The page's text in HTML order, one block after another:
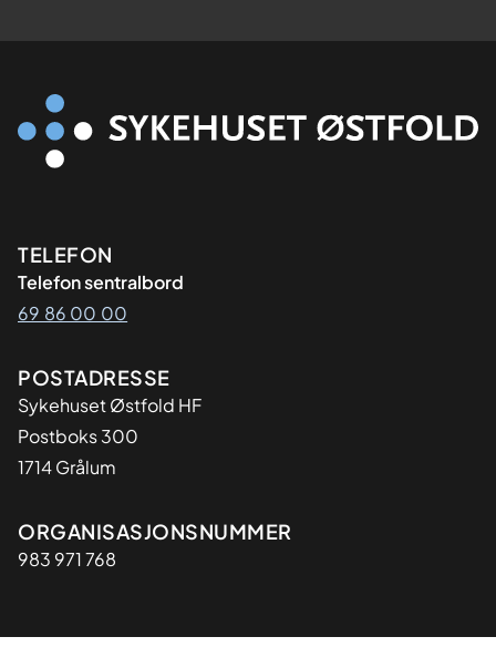
Kontaktinformasjon
TELEFON
Telefon sentralbord
69 86 00 00
Adresse
POSTADRESSE
Sykehuset Østfold HF
Postboks 300
1714 Grålum
Organisasjon
ORGANISASJONSNUMMER
983 971 768